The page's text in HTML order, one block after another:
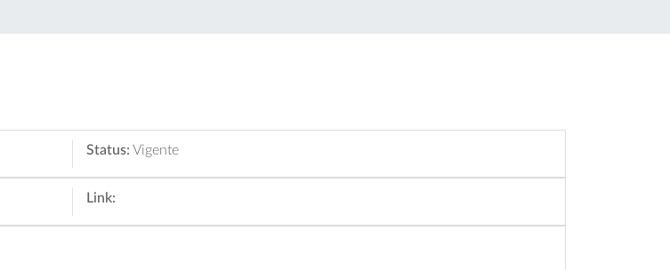
Status: Vigente
Link: